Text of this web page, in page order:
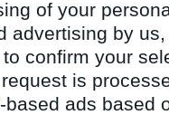
of your
advertising by
confirm your
is
based ads based